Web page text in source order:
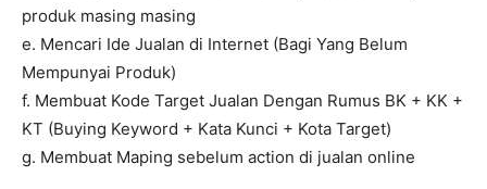
produk masing masing
e. Mencari Ide Jualan di Internet (Bagi Yang Belum
Mempunyai Produk)
f. Membuat Kode Target Jualan Dengan Rumus BK + KK +
KT (Buying Keyword + Kata Kunci + Kota Target)
g. Membuat Maping sebelum action di jualan online